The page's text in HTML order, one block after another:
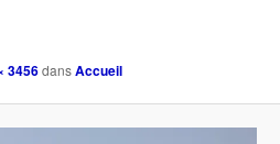
3456dansAccueil